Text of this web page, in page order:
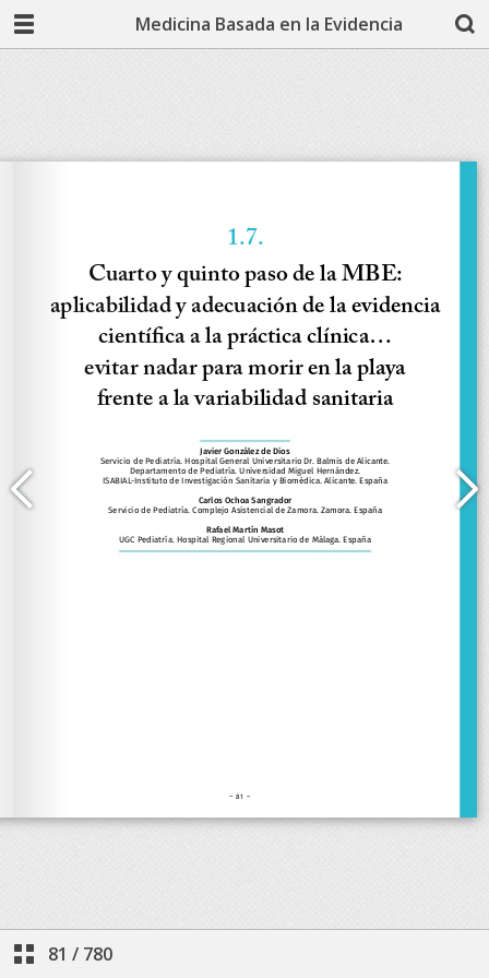
Medicina Basada en la Evidencia
81 / 780